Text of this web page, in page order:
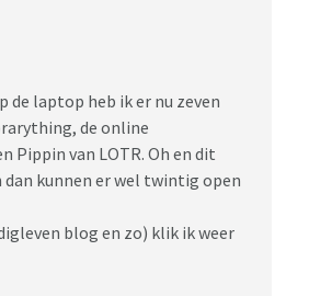
de laptop heb ik er nu zeven
de online
Pippin van LOTR. Oh en dit
dan kunnen er wel twintig open
blog en zo) klik ik weer